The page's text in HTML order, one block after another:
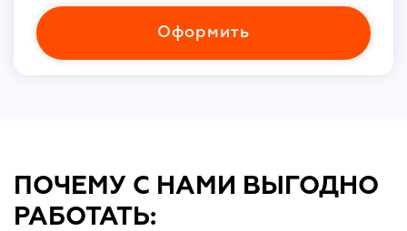
Оформить
ПОЧЕМУ С НАМИ ВЫГОДНО
РАБОТАТЬ: